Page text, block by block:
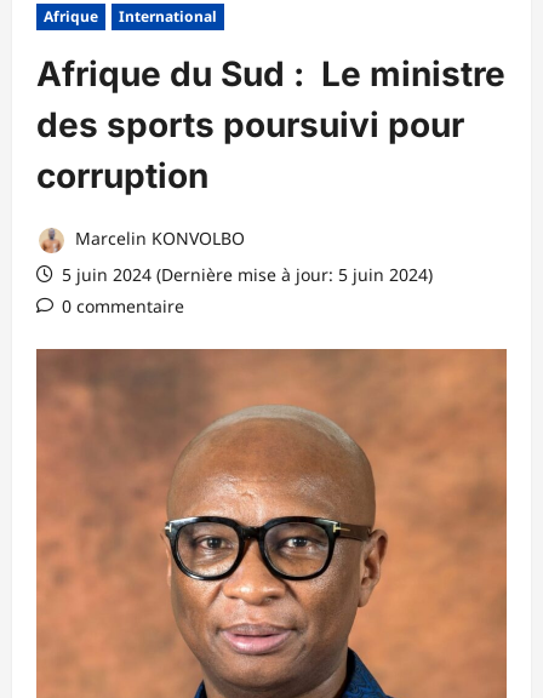
Afrique International
Afrique du Sud : Le ministre
des sports poursuivi pour
corruption
Marcelin KONVOLBO
5 juin 2024 (Dernière mise à jour: 5 juin 2024)
0 commentaire